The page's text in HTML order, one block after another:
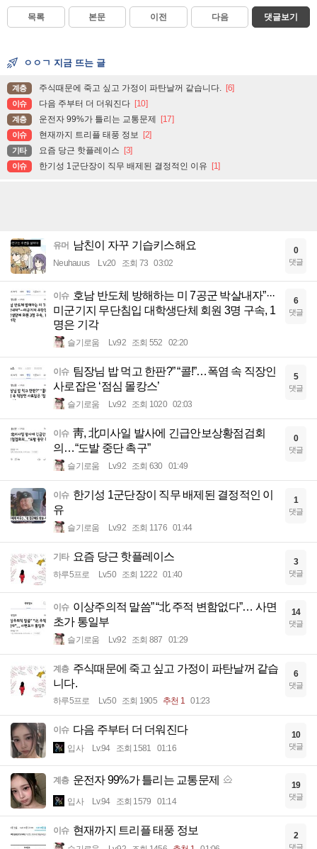
목록 본문 이전 다음 댓글보기
ㅇㅇㄱ 지금 뜨는 글
계층 주식때문에 죽고 싶고 가정이 파탄날꺼 같습니다. [6]
이슈 다음 주부터 더 더워진다 [10]
계층 운전자 99%가 틀리는 교통문제 [17]
이슈 현재까지 트리플 태풍 정보 [2]
기타 요즘 당근 핫플레이스 [3]
이슈 한기성 1군단장이 직무 배제된 결정적인 이유 [1]
유머 남친이 자꾸 기습키스해요
Neuhauus Lv.20 조회 73 03:02
0
댓글
이슈 호남 반도체 방해하는 미 7공군 박살내자”···
미군기지 무단침입 대학생단체 회원 3명 구속, 1
명은 기각
슬기로움 Lv.92 조회 552 02:20
6
댓글
이슈 팀장님 밥 먹고 한판?” “콜!”…폭염 속 직장인
사로잡은 ‘점심 몰캉스’
슬기로움 Lv.92 조회 1020 02:03
5
댓글
이슈 靑, 北미사일 발사에 긴급안보상황점검회
의…“도발 중단 촉구”
슬기로움 Lv.92 조회 630 01:49
0
댓글
이슈 한기성 1군단장이 직무 배제된 결정적인 이
유
슬기로움 Lv.92 조회 1176 01:44
1
댓글
기타 요즘 당근 핫플레이스
하루5프로 Lv.50 조회 1222 01:40
3
댓글
이슈 이상주의적 말씀” “北 주적 변함없다”… 사면
초가 통일부
슬기로움 Lv.92 조회 887 01:29
14
댓글
계층 주식때문에 죽고 싶고 가정이 파탄날꺼 같습
니다.
하루5프로 Lv.50 조회 1905 추천 1 01:23
6
댓글
이슈 다음 주부터 더 더워진다
입사 Lv.94 조회 1581 01:16
10
댓글
계층 운전자 99%가 틀리는 교통문제
입사 Lv.94 조회 1579 01:14
19
댓글
이슈 현재까지 트리플 태풍 정보 2
댓글